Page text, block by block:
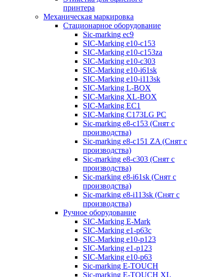
принтера
Механическая маркировка
Стационарное оборудование
Sic-marking ec9
SIC-Marking e10-c153
SIC-Marking e10-c153za
SIC-Marking e10-c303
SIC-Marking e10-i61sk
SIC-Marking e10-i113sk
SIC-Marking L-BOX
SIC-Marking XL-BOX
SIC-Marking EC1
SIC-Marking C173LG PC
Sic-marking e8-c153 (Снят с
производства)
Sic-marking e8-c151 ZA (Снят с
производства)
Sic-marking e8-c303 (Снят с
производства)
Sic-marking e8-i61sk (Снят с
производства)
Sic-marking e8-i113sk (Снят с
производства)
Ручное оборудование
SIC-Marking E-Mark
SIC-Marking e1-p63с
SIC-Marking e10-p123
SIC-Marking e1-p123
SIC-Marking e10-p63
Sic-marking E-TOUCH
Sic-marking E-TOUCH XL